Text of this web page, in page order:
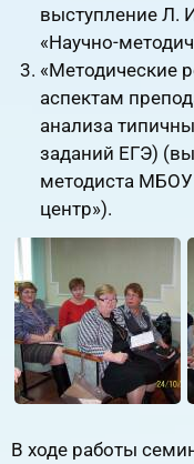
выступление Л.
«Научно-
«Методические
аспектам
анализа
заданий ЕГЭ)
методиста
центр»).
В ходе работы